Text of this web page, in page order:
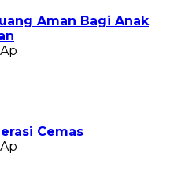
Aman Bagi Anak
Cemas